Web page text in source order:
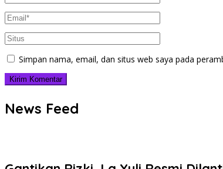
Simpan nama, email, dan situs web saya pada
News Feed